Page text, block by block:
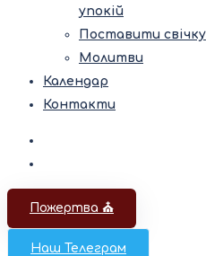
упокій
Поставити свічку
Молитви
Календар
Контакти
Пожертва ⛪️
Наш Телеграм